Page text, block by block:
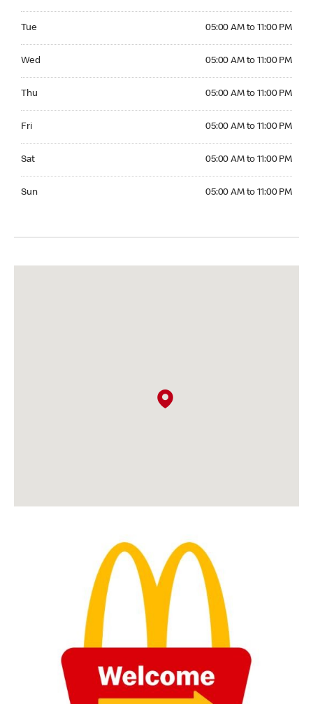
Tue 05:00 AM to 11:00 PM
Wed 05:00 AM to 11:00 PM
Thu 05:00 AM to 11:00 PM
Fri 05:00 AM to 11:00 PM
Sat 05:00 AM to 11:00 PM
Sun 05:00 AM to 11:00 PM